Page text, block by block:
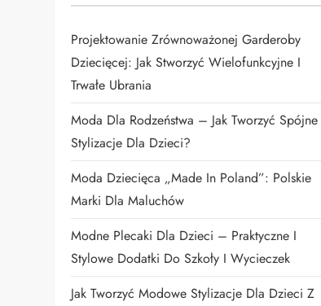
Projektowanie Zrównoważonej Garderoby
Dziecięcej: Jak Stworzyć Wielofunkcyjne I
Trwałe Ubrania
Moda Dla Rodzeństwa – Jak Tworzyć Spójne
Stylizacje Dla Dzieci?
Moda Dziecięca „Made In Poland”: Polskie
Marki Dla Maluchów
Modne Plecaki Dla Dzieci – Praktyczne I
Stylowe Dodatki Do Szkoły I Wycieczek
Jak Tworzyć Modowe Stylizacje Dla Dzieci Z